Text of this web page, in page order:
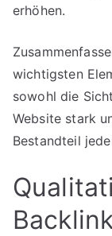
erhöhen.
wichtigsten
sowohl die
Website stark
Bestandteil